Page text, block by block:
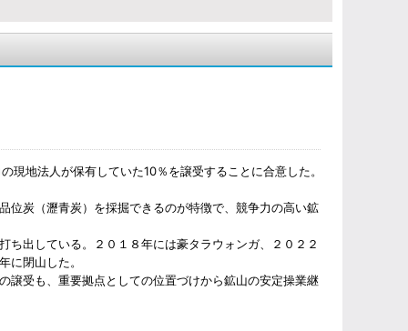
地法人が保有していた10％を譲受することに合意した。
炭（瀝青炭）を採掘できるのが特徴で、競争力の高い鉱
出している。２０１８年には豪タラウォンガ、２０２２
に閉山した。
受も、重要拠点としての位置づけから鉱山の安定操業継